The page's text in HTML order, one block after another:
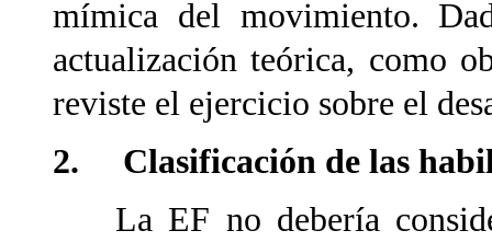
mímica del movimiento.
actualización teórica, como
reviste el ejercicio sobre el
2. Clasificación de las
La EF no debería